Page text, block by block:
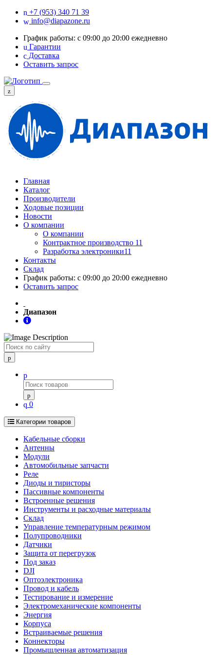
+7 (953) 340 71 39
info@diapazone.ru
График работы: с 09:00 до 20:00 ежедневно
Гарантии
Доставка
Оставить запрос
Главная
Каталог
Производители
Ходовые позиции
Новости
О компании
О компании
Контрактное производство 11
Разработка электроники11
Контакты
Склад
График работы: с 09:00 до 20:00 ежедневно
Оставить запрос
Диапазон
Поиск
0
Категории товаров
Кабельные сборки
Антенны
Модули
Автомобильные запчасти
Реле
Диоды и тиристоры
Пассивные компоненты
Встроенные решения
Инструменты и расходные материалы
Склад
Управление температурным режимом
Полупроводники
Датчики
Защита от перегрузок
Под заказ
DJI
Оптоэлектроника
Провод и кабель
Тестирование и измерение
Электромеханические компоненты
Энергия
Корпуса
Встраиваемые решения
Коннекторы
Промышленная автоматизация